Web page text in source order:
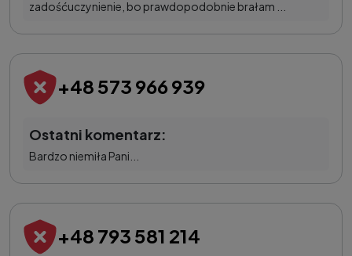
zadośćuczynienie, bo prawdopodobnie brałam ...
+48 573 966 939
Ostatni komentarz:
Bardzo niemiła Pani...
+48 793 581 214